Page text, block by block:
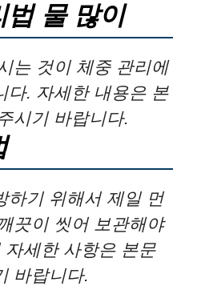
법 물 많이
는 것이 체중 관리에
다. 자세한 내용은 본
시기 바랍니다.
하기 위해서 제일 먼
끗이 씻어 보관해야
자세한 사항은 본문
바랍니다.